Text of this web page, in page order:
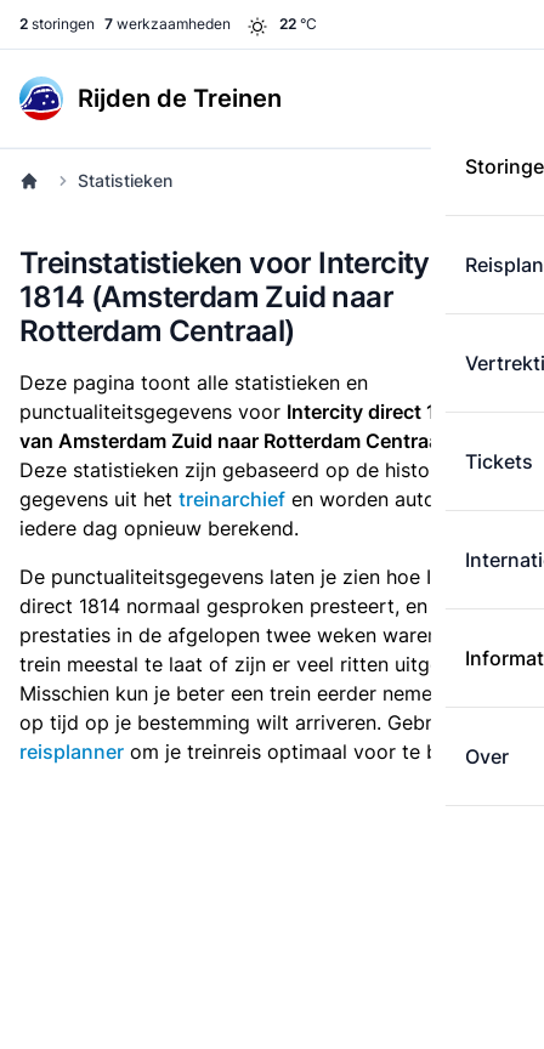
2 storingen 7 werkzaamheden 22 °C
Rijden de Treinen
Tickets
Over
Statistieken
Treinstatistieken voor Intercity direct
1814 (Amsterdam Zuid naar
Rotterdam Centraal)
Deze pagina toont alle statistieken en
punctualiteitsgegevens voor Intercity direct 1814die
van Amsterdam Zuid naar Rotterdam Centraal
Deze statistieken zijn gebaseerd op de historische
gegevens uit het treinarchief en worden automatisch
iedere dag opnieuw berekend.
De punctualiteitsgegevens laten je zien hoe Intercity
direct 1814 normaal gesproken presteert, en hoe de
prestaties in de afgelopen twee weken waren. Is deze
trein meestal te laat of zijn er veel ritten uitgevallen?
Misschien kun je beter een trein eerder nemen als je
op tijd op je bestemming wilt arriveren. Gebruik de
reisplanner om je treinreis optimaal voor te bereiden.